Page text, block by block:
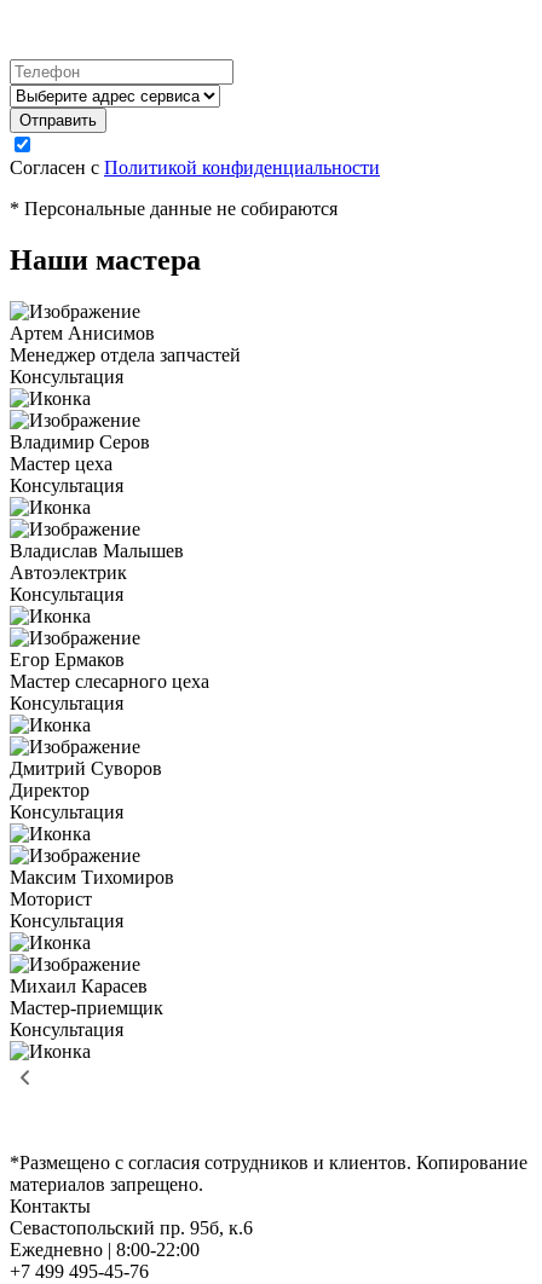
Согласен с Политикой конфиденциальности
* Персональные данные не собираются
Наши мастера
Артем Анисимов
Менеджер отдела запчастей
Консультация
Владимир Серов
Мастер цеха
Консультация
Владислав Малышев
Автоэлектрик
Консультация
Егор Ермаков
Мастер слесарного цеха
Консультация
Дмитрий Суворов
Директор
Консультация
Максим Тихомиров
Моторист
Консультация
Михаил Карасев
Мастер-приемщик
Консультация
*Размещено с согласия сотрудников и клиентов. Копирование
материалов запрещено.
Контакты
Севастопольский пр. 95б, к.6
Ежедневно | 8:00-22:00
+7 499 495-45-76